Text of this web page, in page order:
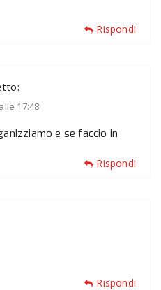
Rispondi
17:48
e se faccio in
Rispondi
Rispondi